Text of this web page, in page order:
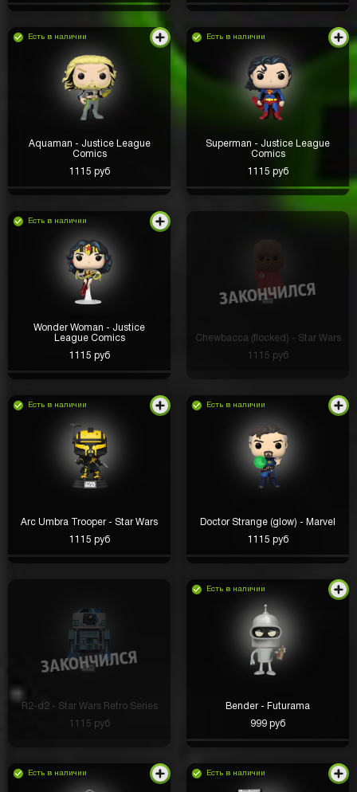
Есть в наличии
Aquaman - Justice League
Comics
1115 руб
Есть в наличии
Superman - Justice League
Comics
1115 руб
Есть в наличии
Wonder Woman - Justice
League Comics
1115 руб
Chewbacca (flocked) - Star Wars
1115 руб
Есть в наличии
Arc Umbra Trooper - Star Wars
1115 руб
Есть в наличии
Doctor Strange (glow) - Marvel
1115 руб
R2-d2 - Star Wars Retro Series
1115 руб
Есть в наличии
Bender - Futurama
999 руб
Есть в наличии Есть в наличии